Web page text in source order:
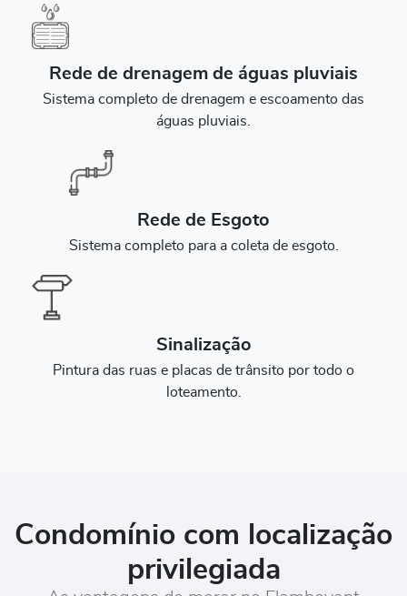
Rede de drenagem de águas pluviais
Sistema completo de drenagem e escoamento das
águas pluviais.
Rede de Esgoto
Sistema completo para a coleta de esgoto.
Sinalização
Pintura das ruas e placas de trânsito por todo o
loteamento.
Condomínio com localização
privilegiada